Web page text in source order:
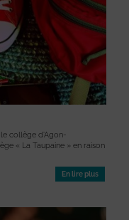
collège d’Agon-
« La Taupaine » en raison
En lire plus